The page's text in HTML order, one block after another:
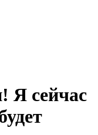
Я сейчас